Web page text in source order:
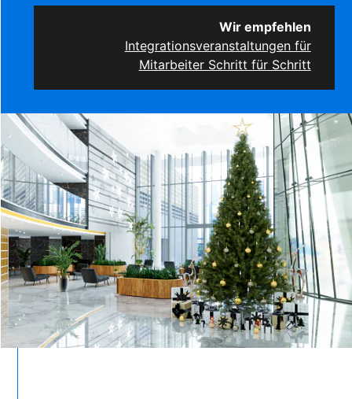
Wir empfehlen
Integrationsveranstaltungen für
Mitarbeiter Schritt für Schritt